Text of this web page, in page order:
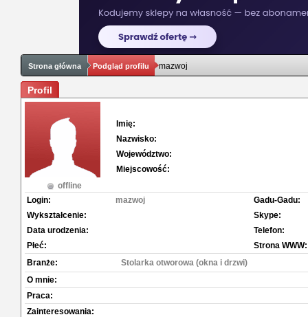
Strona główna Podgląd profilu mazwoj
Profil
offline
Imię:
Nazwisko:
Województwo:
Miejscowość:
Login:
mazwoj
Wykształcenie:
Data urodzenia:
Płeć:
Gadu-Gadu:
Skype:
Telefon:
Strona WWW:
Branże:
Stolarka otworowa (okna i drzwi)
O mnie:
Praca:
Zainteresowania: